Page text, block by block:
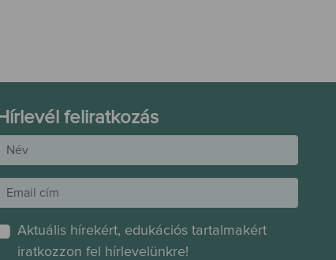
Hírlevél feliratkozás
Aktuális hírekért, edukációs tartalmakért
iratkozzon fel hírlevelünkre!